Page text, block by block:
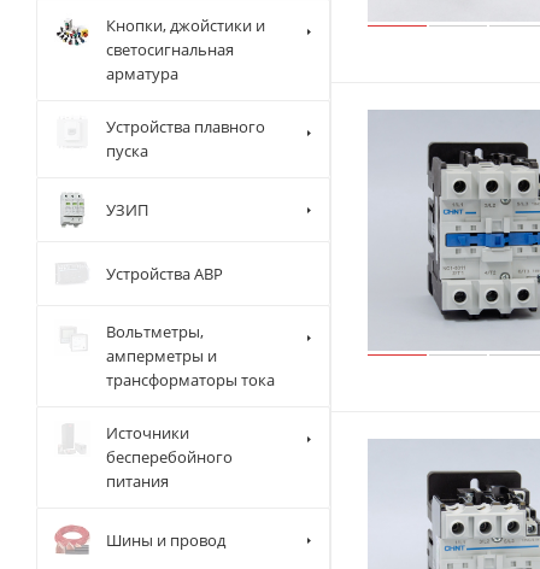
Кнопки, джойстики и
светосигнальная
арматура
Устройства плавного
пуска
УЗИП
Устройства АВР
Вольтметры,
амперметры и
трансформаторы тока
Источники
бесперебойного
питания
Шины и провод